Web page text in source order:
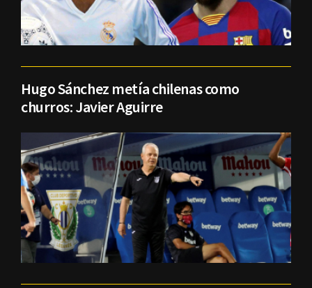
Hugo Sánchez metía chilenas como
churros: Javier Aguirre